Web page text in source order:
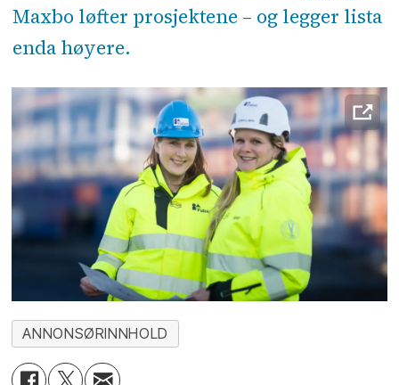
Maxbo løfter prosjektene – og legger lista
enda høyere.
ANNONSØRINNHOLD